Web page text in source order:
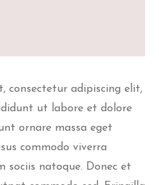
consectetur adipiscing elit,
ut labore et dolore
ornare massa eget
commodo viverra
sociis natoque. Donec et